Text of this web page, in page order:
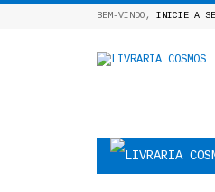
BEM-VINDO, INICIE A